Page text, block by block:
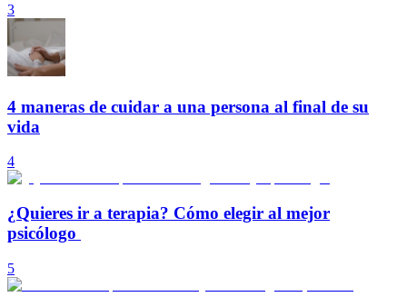
3
4 maneras de cuidar a una persona al final de su
vida
4
¿Quieres ir a terapia? Cómo elegir al mejor
psicólogo
5